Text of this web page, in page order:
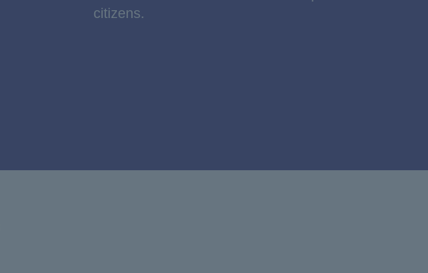
citizens.